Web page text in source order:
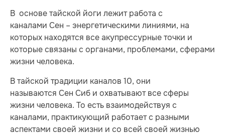
В основе тайской йоги лежит работа с
каналами Сен – энергетическими линиями, на
которых находятся все акупрессурные точки и
которые связаны с органами, проблемами, сферами
жизни человека.
В тайской традиции каналов 10, они
называются Сен Сиб и охватывают все сферы
жизни человека. То есть взаимодействуя с
каналами, практикующий работает с разными
аспектами своей жизни и со всей своей жизнью